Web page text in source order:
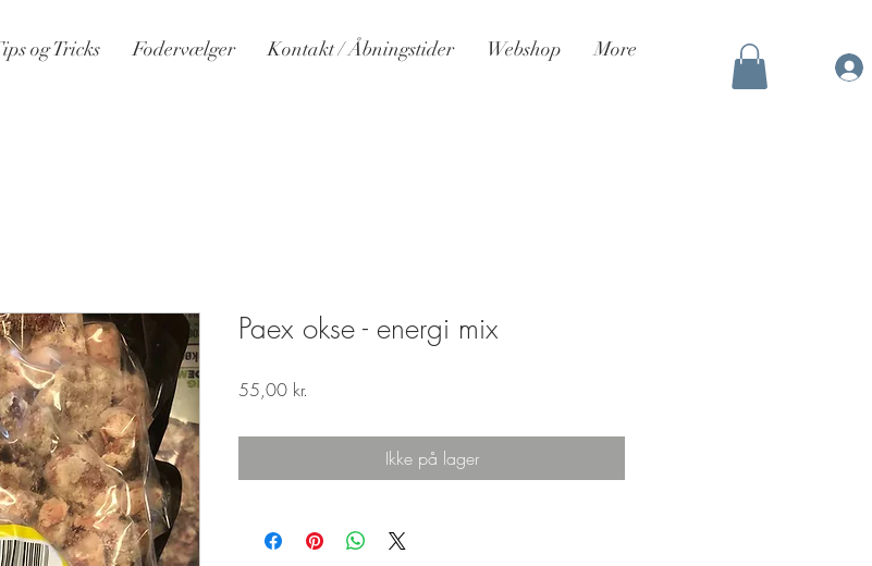
og Tricks Fodervælger Kontakt / Åbningstider Webshop More
Paex okse - energi mix
55,00 kr.
Ikke på lager